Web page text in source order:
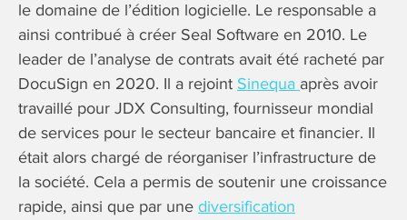
le domaine de l’édition logicielle. Le responsable a
ainsi contribué à créer Seal Software en 2010. Le
leader de l’analyse de contrats avait été racheté par
DocuSign en 2020. Il a rejoint Sinequa après avoir
travaillé pour JDX Consulting, fournisseur mondial
de services pour le secteur bancaire et financier. Il
était alors chargé de réorganiser l’infrastructure de
la société. Cela a permis de soutenir une croissance
rapide, ainsi que par une diversification